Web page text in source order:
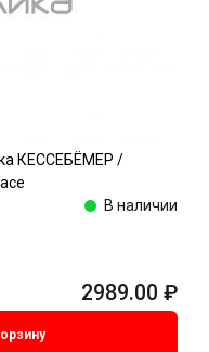
КЕССЕБЁМЕР /
В наличии
2989.00 ₽